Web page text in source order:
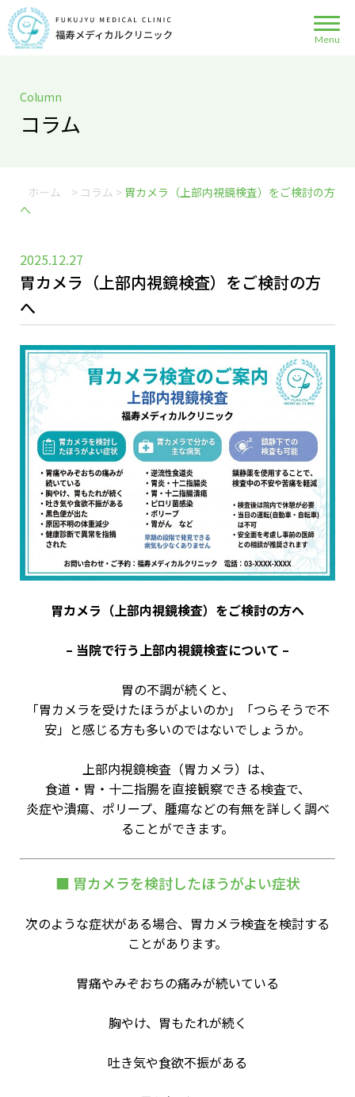
Column
コラム
ホーム > コラム > 胃カメラ（上部内視鏡検査）をご検討の方
へ
2025.12.27
胃カメラ（上部内視鏡検査）をご検討の方
へ
胃カメラ（上部内視鏡検査）をご検討の方へ
– 当院で行う上部内視鏡検査について –
胃の不調が続くと、
「胃カメラを受けたほうがよいのか」「つらそうで不
安」と感じる方も多いのではないでしょうか。
上部内視鏡検査（胃カメラ）は、
食道・胃・十二指腸を直接観察できる検査で、
炎症や潰瘍、ポリープ、腫瘍などの有無を詳しく調べ
ることができます。
■ 胃カメラを検討したほうがよい症状
次のような症状がある場合、胃カメラ検査を検討する
ことがあります。
胃痛やみぞおちの痛みが続いている
胸やけ、胃もたれが続く
吐き気や食欲不振がある